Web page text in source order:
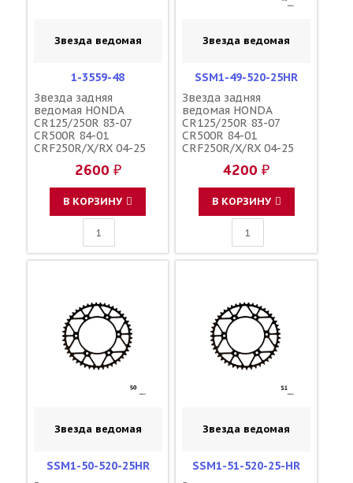
Звезда ведомая
1-3559-48
Звезда задняя
ведомая HONDA
CR125/250R 83-07
CR500R 84-01
CRF250R/X/RX 04-25
зубов 48 / SUNSTAR
JTR210 154U-520-48
41202-KZ3-J40
2600 ₽
В КОРЗИНУ
Звезда ведомая
SSM1-49-520-25HR
Звезда задняя
ведомая HONDA
CR125/250R 83-07
CR500R 84-01
CRF250R/X/RX 04-25
зубов 49 / MRP JTR210
1-3559-49
4200 ₽
В КОРЗИНУ
Звезда ведомая
SSM1-50-520-25HR
Звезда ведомая
SSM1-51-520-25-HR